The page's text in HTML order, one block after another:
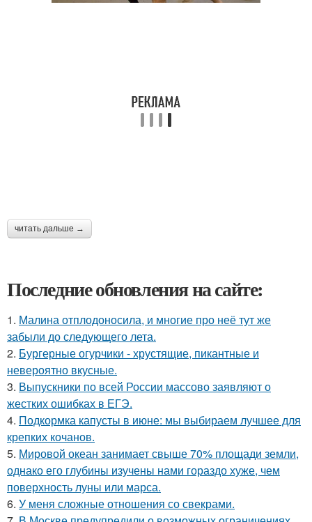
читать дальше →
Последние обновления на сайте:
1. Малина отплодоносила, и многие про неё тут же
забыли до следующего лета.
2. Бургерные огурчики - хрустящие, пикантные и
невероятно вкусные.
3. Выпускники по всей России массово заявляют о
жестких ошибках в ЕГЭ.
4. Подкормка капусты в июне: мы выбираем лучшее для
крепких кочанов.
5. Мировой океан занимает свыше 70% площади земли,
однако его глубины изучены нами гораздо хуже, чем
поверхность луны или марса.
6. У меня сложные отношения со свекрами.